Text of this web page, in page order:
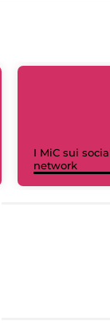
I MiC sui
network